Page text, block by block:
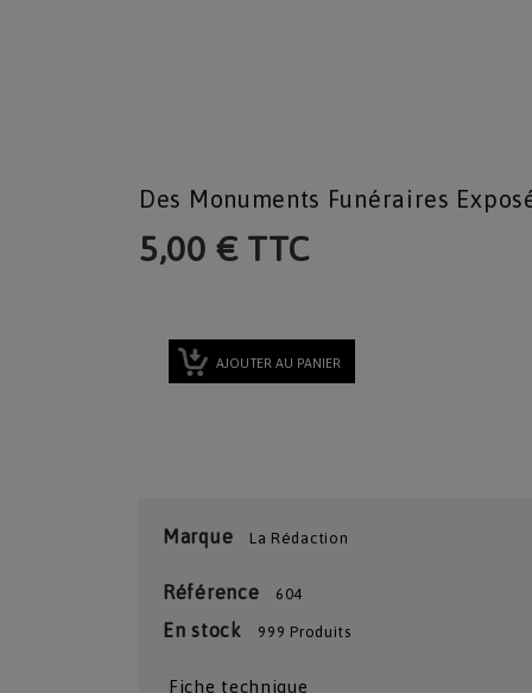
Des Monuments Funéraires
5,00 € TTC
AJOUTER AU PANIER
Marque La Rédaction
Référence 604
En stock 999 Produits
Fiche technique